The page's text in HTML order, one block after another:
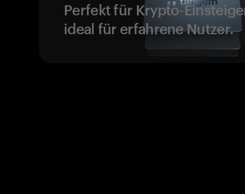
Perfekt für Krypto-
ideal für erfahrene Nutzer.